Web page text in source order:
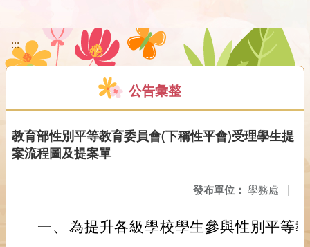
:::
公告彙整
教育部性別平等教育委員會(下稱性平會)受理學生提
案流程圖及提案單
發布單位： 學務處 |
一、 為提升各級學校學生參與性別平等